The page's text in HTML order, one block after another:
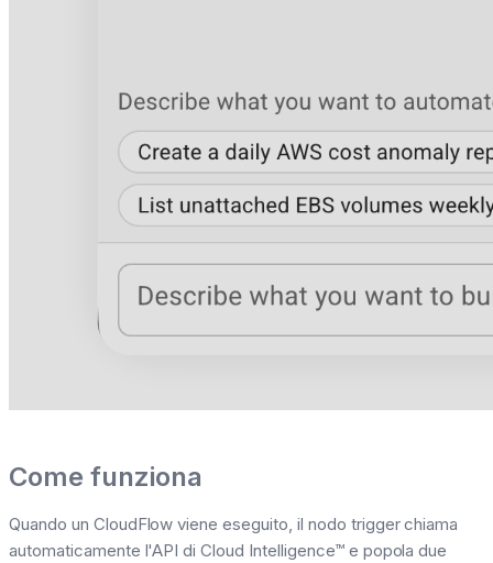
Come funziona
Quando un CloudFlow viene eseguito, il nodo trigger chiama
automaticamente l'API di Cloud Intelligence™ e popola due